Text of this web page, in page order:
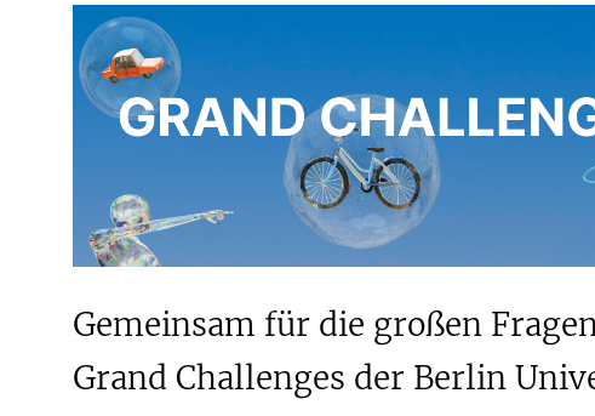
Gemeinsam für die großen
Grand Challenges der Berlin